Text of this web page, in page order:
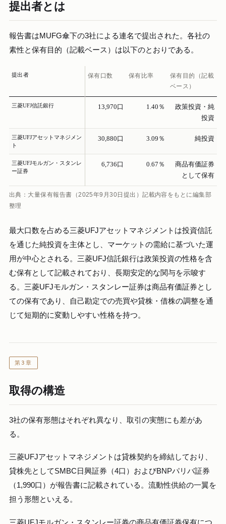
提出者とは
報告書はMUFG傘下の3社による連名で提出された。各社の
素性と保有目的（記載ベース）は以下のとおりである。
提出者 保有口数 保有比率
保有目的（記載
ベース）
三菱UFJ信託銀行 13,970口 1.40％
政策投資・純
投資
三菱UFJアセットマネジメン
ト
30,880口 3.09％ 純投資
三菱UFJモルガン・スタンレ
ー証券
6,736口 0.67％
商品有価証券
として保有
出典：大量保有報告書（2025年9月30日提出）記載内容をもとに編集部
整理
最大口数を占める三菱UFJアセットマネジメントは投資信託
を通じた純投資を主体とし、マーケットの需給に基づいた運
用が中心とされる。三菱UFJ信託銀行は政策投資の性格を含
む保有として記載されており、長期安定的な関与を示唆す
る。三菱UFJモルガン・スタンレー証券は商品有価証券とし
ての保有であり、自己勘定での売買や貸株・借株の調整を通
じて短期的に変動しやすい性格を持つ。
第3章
取得の構造
3社の保有形態はそれぞれ異なり、取引の実態にも差があ
る。
三菱UFJアセットマネジメントは貸株契約を締結しており、
貸株先としてSMBC日興証券（4口）およびBNPパリバ証券
（1,990口）が報告書に記載されている。流動性供給の一翼を
担う形態といえる。
三菱UFJモルガン・スタンレー証券の商品有価証券保有につ